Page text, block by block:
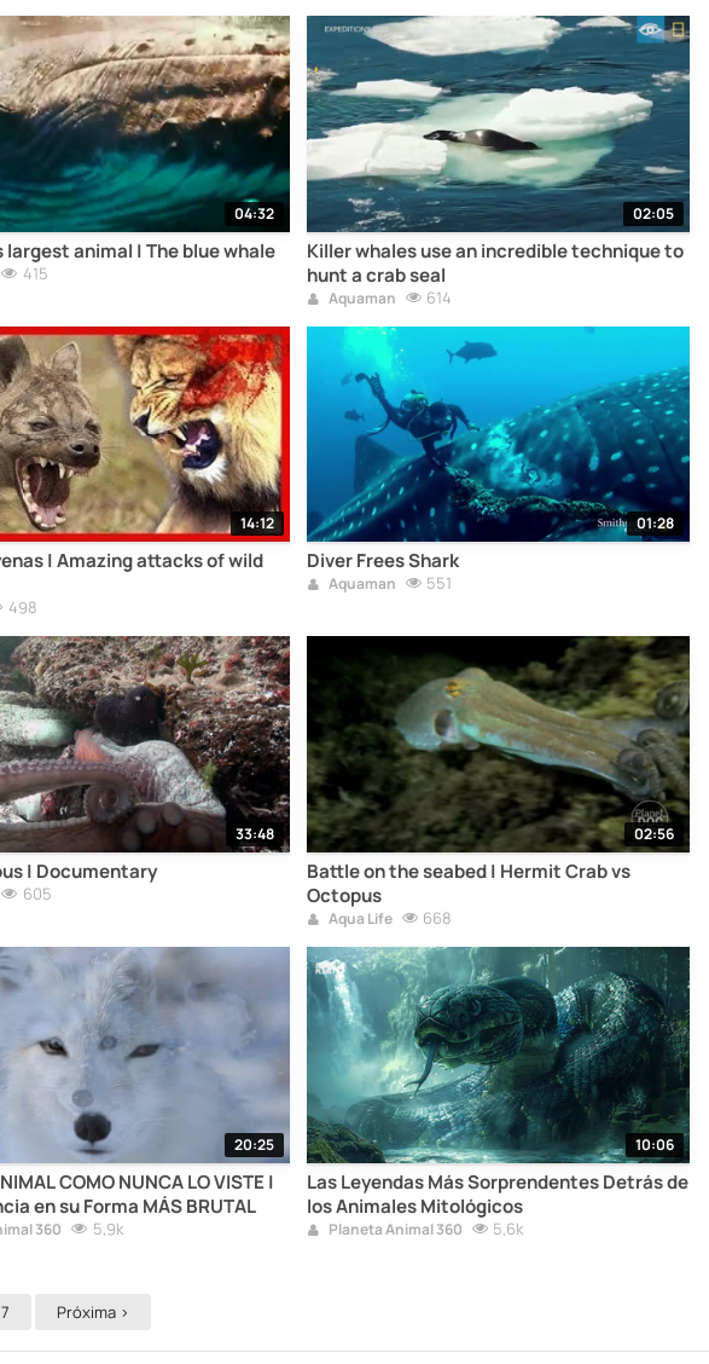
04:32
largest animal | The blue whale
415
02:05
Killer whales use an incredible technique to
hunt a crab seal
Aquaman 614
14:12
| Amazing attacks of wild
498
01:28
Diver Frees Shark
Aquaman 551
33:48
| Documentary
605
02:56
Battle on the seabed | Hermit Crab vs
Octopus
Aqua Life 668
20:25
COMO NUNCA LO VISTE |
en su Forma MÁS BRUTAL
360 5,9k
10:06
Las Leyendas Más Sorprendentes Detrás de
los Animales Mitológicos
Planeta Animal 360 5,6k
7 Próxima >